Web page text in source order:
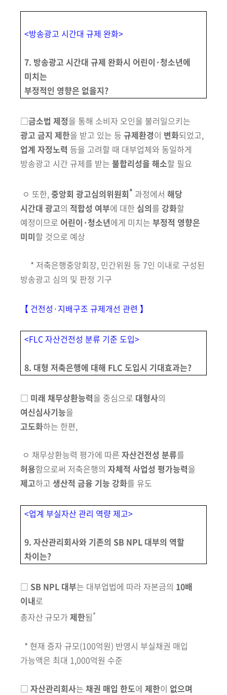
<방송광고 시간대 규제 완화>
7. 방송광고 시간대 규제 완화시 어린이·청소년에
미치는
부정적인 영향은 없을지?
□금소법 제정을 통해 소비자 오인을 불러일으키는
광고 금지 제한을 받고 있는 등 규제환경이 변화되었고,
업계 자정노력 등을 고려할 때 대부업체와 동일하게
방송광고 시간 규제를 받는 불합리성을 해소할 필요
ㅇ 또한,중앙회 광고심의위원회* 과정에서 해당
시간대 광고의 적합성 여부에 대한 심의를 강화할
예정이므로 어린이·청소년에게 미치는 부정적 영향은
미미할 것으로 예상
* 저축은행중앙회장, 민간위원 등 7인 이내로 구성된
방송광고 심의 및 판정 기구
【 건전성·지배구조 규제개선 관련 】
<FLC 자산건전성 분류 기준 도입>
8. 대형 저축은행에 대해 FLC 도입시 기대효과는?
□ 미래 채무상환능력을 중심으로 대형사의
여신심사기능을
고도화하는 한편,
ㅇ 채무상환능력 평가에 따른 자산건전성 분류를
허용함으로써 저축은행의 자체적 사업성 평가능력을
제고하고 생산적 금융 기능 강화를 유도
<업계 부실자산 관리 역량 제고>
9. 자산관리회사와 기존의 SB NPL 대부의 역할
차이는?
□ SB NPL 대부는 대부업법에 따라 자본금의 10배
이내로
총자산 규모가 제한됨*
* 현재 증자 규모(100억원) 반영시 부실채권 매입
가능액은 최대 1,000억원 수준
□ 자산관리회사는 채권 매입 한도에 제한이 없으며